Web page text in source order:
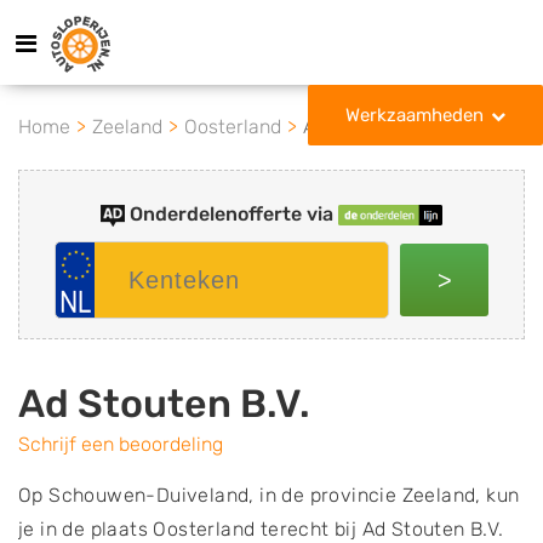
Werkzaamheden
Home Zeeland Oosterland Ad Stouten B.V.
Onderdelenofferte via
>
Ad Stouten B.V.
Schrijf een beoordeling
Op Schouwen-Duiveland, in de provincie Zeeland, kun
je in de plaats Oosterland terecht bij Ad Stouten B.V.